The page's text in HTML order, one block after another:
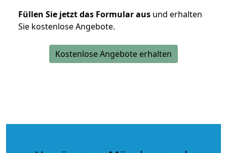
Füllen Sie jetzt das Formular aus und erhalten
Sie kostenlose Angebote.
Kostenlose Angebote erhalten